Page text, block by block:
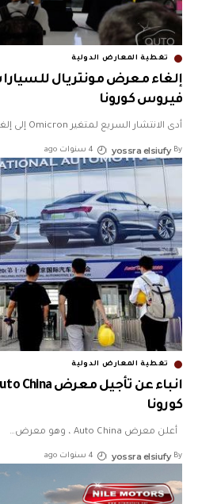
تغطية المعارض الدولية
إلغاء معرض مونتريال
فيروس كورونا
أدى الانتشار السريع لمتغير Omicron إلى إلغاء معرض
By
yossra elsiufy 4 سنوات ago
تغطية المعارض الدولية
كورونا
أعلن معرض Auto China ، وهو معرض …
By
yossra elsiufy 4 سنوات ago